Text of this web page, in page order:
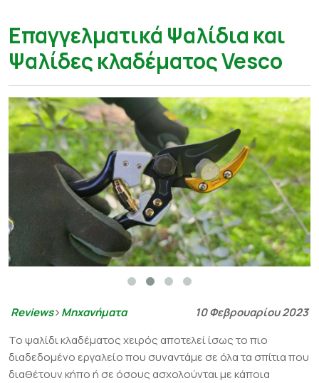
Επαγγελματικά Ψαλίδια και
Ψαλίδες κλαδέματος Vesco
Reviews Μηχανήματα
10 Φεβρουαρίου 2023
Το ψαλίδι κλαδέματος χειρός αποτελεί ίσως το πιο
διαδεδομένο εργαλείο που συναντάμε σε όλα τα σπίτια που
διαθέτουν κήπο ή σε όσους ασχολούνται με κάποια